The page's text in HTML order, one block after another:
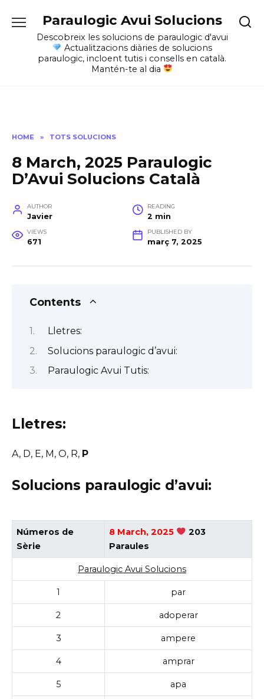
content
Paraulogic Avui Solucions
Descobreix les solucions de paraulogic d'avui
Actualitzacions diàries de solucions
paraulogic, incloent tutis i consells en català.
Mantén-te al dia
HOME » TOTS SOLUCIONS
8 March, 2025 Paraulogic
D’Avui Solucions Català
AUTHOR
Javier
READING
2 min
VIEWS
671
PUBLISHED BY
març 7, 2025
Contents
Lletres:
Solucions paraulogic d’avui:
Paraulogic Avui Tutis:
Lletres:
A, D, E, M, O, R, P
Solucions paraulogic d’avui:
Números de
Sèrie
8 March, 2025
203
Paraules
Paraulogic Avui Solucions
1 par
2 adoperar
3 ampere
4 amprar
5 apa